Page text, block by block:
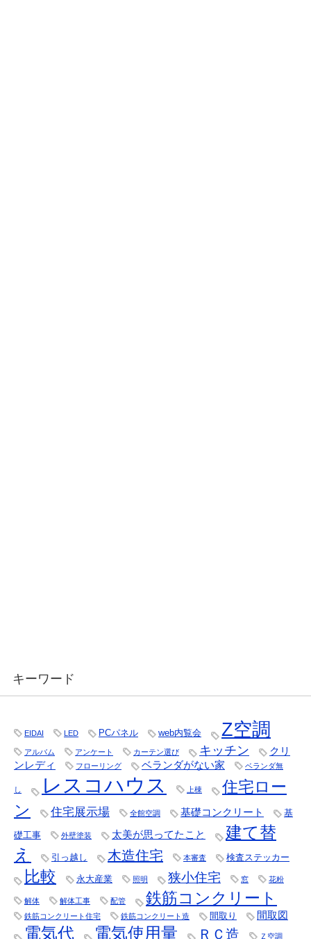
キーワード
EIDAI LED PCパネル web内覧会 Z空調
アルバム アンケート カーテン選び キッチン
クリ
ンレディ
フローリング ベランダがない家 ベランダ無
し レスコハウス 上棟
住宅ロー
ン
住宅展示場 全館空調 基礎コンクリート 基
礎工事 外壁塗装 太美が思ってたこと
建て替
え
引っ越し 木造住宅 本審査 検査ステッカー
比較 永大産業 照明 狭小住宅 窓 花粉
解体 解体工事 配管 鉄筋コンクリート
鉄筋コンクリート住宅 鉄筋コンクリート造 間取り 間取図
電気代 電気使用量 ＲＣ造 Ｚ空調